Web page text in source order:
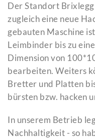
Der Standort
zugleich eine neue
gebauten Maschine
Leimbinder bis zu
Dimension von
bearbeiten. Weiters
Bretter und Platten
bürsten bzw. hacken
In unserem Betrieb
Nachhaltigkeit - so